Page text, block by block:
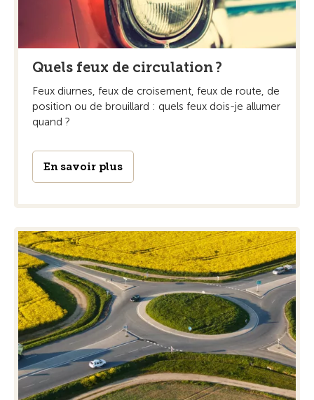
Quels feux de circulation ?
Feux diurnes, feux de croisement, feux de route, de
position ou de brouillard : quels feux dois-je allumer
quand ?
En savoir plus